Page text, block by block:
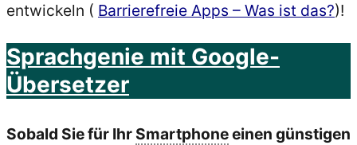
entwickeln ( Barrierefreie Apps – Was ist das?)!
Sprachgenie mit Google-
Übersetzer
Sobald Sie für Ihr Smartphoneeinen günstigen